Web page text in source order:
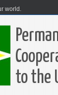
world.
to the